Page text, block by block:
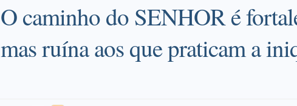
O caminho do SENHOR é
mas ruína aos que praticam a